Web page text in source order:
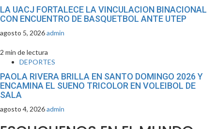
LA UACJ FORTALECE LA VINCULACION BINACIONAL
CON ENCUENTRO DE BASQUETBOL ANTE UTEP
agosto 5, 2026admin
2 min de lectura
DEPORTES
PAOLA RIVERA BRILLA EN SANTO DOMINGO 2026 Y
ENCAMINA EL SUENO TRICOLOR EN VOLEIBOL DE
SALA
agosto 4, 2026admin